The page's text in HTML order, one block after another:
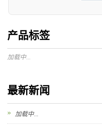
产品标签
加载中...
最新新闻
加载中...